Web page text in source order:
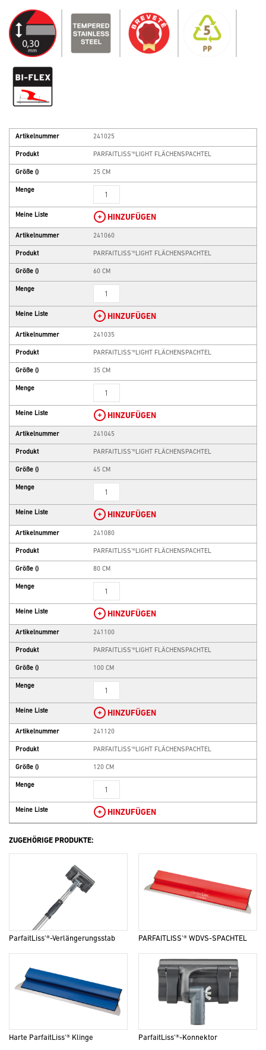
Artikelnummer 241025
Produkt PARFAITLISS'®LIGHT FLÄCHENSPACHTEL
Größe () 25 CM
Menge
Meine Liste HINZUFÜGEN
Artikelnummer 241060
Produkt PARFAITLISS'®LIGHT FLÄCHENSPACHTEL
Größe () 60 CM
Menge
Meine Liste HINZUFÜGEN
Artikelnummer 241035
Produkt PARFAITLISS'®LIGHT FLÄCHENSPACHTEL
Größe () 35 CM
Menge
Meine Liste HINZUFÜGEN
Artikelnummer 241045
Produkt PARFAITLISS'®LIGHT FLÄCHENSPACHTEL
Größe () 45 CM
Menge
Meine Liste HINZUFÜGEN
Artikelnummer 241080
Produkt PARFAITLISS'®LIGHT FLÄCHENSPACHTEL
Größe () 80 CM
Menge
Meine Liste HINZUFÜGEN
Artikelnummer 241100
Produkt PARFAITLISS'®LIGHT FLÄCHENSPACHTEL
Größe () 100 CM
Menge
Meine Liste HINZUFÜGEN
Artikelnummer 241120
Produkt PARFAITLISS'®LIGHT FLÄCHENSPACHTEL
Größe () 120 CM
Menge
Meine Liste HINZUFÜGEN
ZUGEHÖRIGE PRODUKTE:
ParfaitLiss'®-Verlängerungsstab PARFAITLISS'® WDVS-SPACHTEL
Harte ParfaitLiss'® Klinge ParfaitLiss'®-Konnektor